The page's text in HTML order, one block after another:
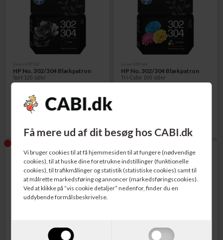
Få mere ud af dit besøg hos CABI.dk
Vi bruger cookies til at få hjemmesiden til at fungere (nødvendige
cookies), til at huske dine foretrukne indstillinger (funktionelle
cookies), til trafikmålinger og statistik (statistiske cookies) samt til
at målrette markedsføring og annoncer (markedsføringscookies).
Ved at klikke på ”vis cookie detaljer” nedenfor, finder du en
uddybende formålsbeskrivelse.
HP No. 302/304 Blækpatron
Sort 120 sider
134,00 DKK
HP No. 302/304 Blækpatron
Tri-Color 100 sider
HP No. 302XL Blækpatron Sort HP No. 302XL Blækpatron Tri-
Colour 330 sider